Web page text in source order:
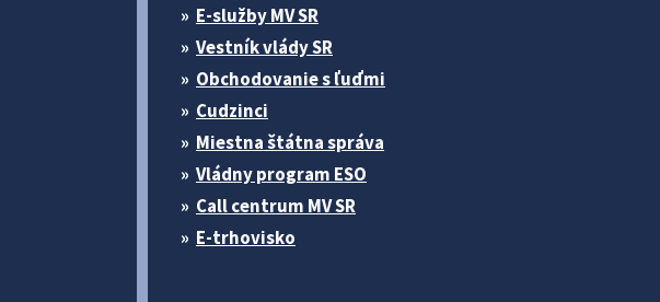
E-služby MV SR
Vestník vlády SR
Obchodovanie s ľuďmi
Cudzinci
Miestna štátna správa
Vládny program ESO
Call centrum MV SR
E-trhovisko